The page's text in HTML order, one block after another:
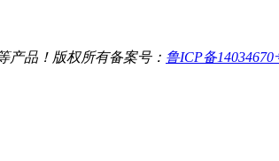
产品！ 版权所有备案号： 鲁ICP备14034670